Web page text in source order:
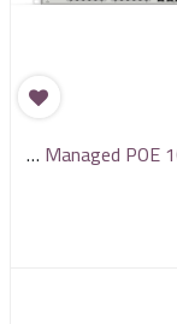
Ruijie 24-Port L2 Managed POE 10G Switch